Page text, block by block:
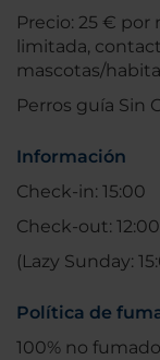
Precio: 25 €
limitada,
mascotas/
Perros guía Sin
Información
Check-in: 15:00
Check-out: 12:00
(Lazy Sunday:
Política de
100% no